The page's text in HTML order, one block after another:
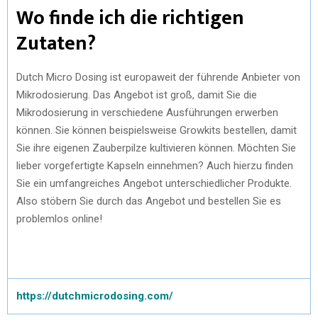
Wo finde ich die richtigen
Zutaten?
Dutch Micro Dosing ist europaweit der führende Anbieter von
Mikrodosierung. Das Angebot ist groß, damit Sie die
Mikrodosierung in verschiedene Ausführungen erwerben
können. Sie können beispielsweise Growkits bestellen, damit
Sie ihre eigenen Zauberpilze kultivieren können. Möchten Sie
lieber vorgefertigte Kapseln einnehmen? Auch hierzu finden
Sie ein umfangreiches Angebot unterschiedlicher Produkte.
Also stöbern Sie durch das Angebot und bestellen Sie es
problemlos online!
https://dutchmicrodosing.com/